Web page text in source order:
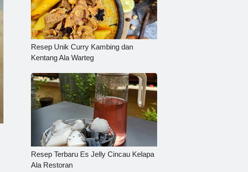
Resep Unik Curry Kambing dan
Kentang Ala Warteg
Resep Terbaru Es Jelly Cincau Kelapa
Ala Restoran